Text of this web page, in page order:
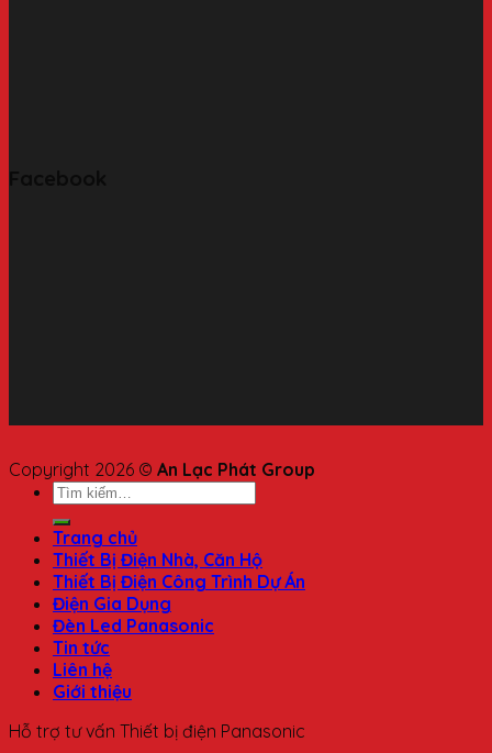
Copyright 2026 © An Lạc Phát Group
Trang chủ
Thiết Bị Điện Nhà, Căn Hộ
Thiết Bị Điện Công Trình Dự Án
Điện Gia Dụng
Đèn Led Panasonic
Tin tức
Liên hệ
Giới thiệu
Hỗ trợ tư vấn Thiết bị điện Panasonic